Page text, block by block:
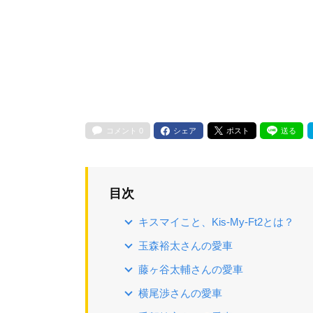
コメント 0 シェア ポスト 送る
目次
キスマイこと、Kis-My-Ft2とは？
玉森裕太さんの愛車
藤ヶ谷太輔さんの愛車
横尾渉さんの愛車